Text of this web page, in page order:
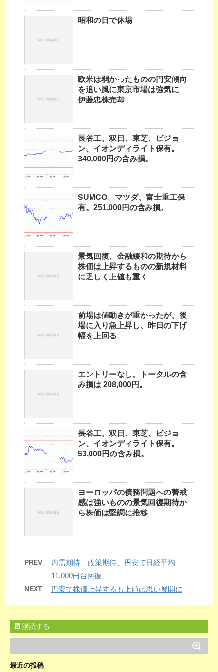
昭和の日で休場
欧米は弱かったものの円安傾向
を追い風に東京市場は強気に
伊藤忠株売却
長谷工、双日、東芝、ピジョ
ン、イオンディライト保有。
340,000円の含み損。
SUMCO、マツダ、富士重工保
有。251,000円の含み損。
景気回復、金融緩和の期待から
株価は上昇するものの新規材料
に乏しく上値も重く
前場は値動きが重かったが、後
場に入り急上昇し、昨日の下げ
幅を上回る
エントリーなし。トータルの含
み損は 208,000円。
長谷工、双日、東芝、ピジョ
ン、イオンディライト保有。
53,000円の含み損。
ヨーロッパの債務問題への警戒
感は強いものの景気回復期待か
ら株価は堅調に推移
PREV
内需期待、政策期待、円安で日経平均
11,000円台回復
NEXT 円安で株価上昇するも上値は思い展開に
購読する
最近の投稿